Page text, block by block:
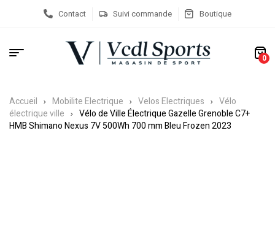
Contact Suivi commande Boutique
0
Accueil Mobilite Electrique Velos Electriques
Vélo
électrique ville
Vélo de Ville Électrique Gazelle Grenoble C7+
HMB Shimano Nexus 7V 500Wh 700 mm Bleu Frozen 2023